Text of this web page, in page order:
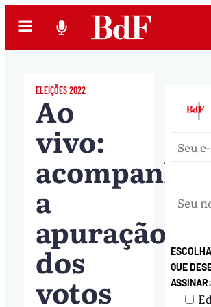
ELEIÇÕES 2022
Ao
vivo:
acompanhe
a
apuração
dos
votos
|
QUE
ASSINAR: